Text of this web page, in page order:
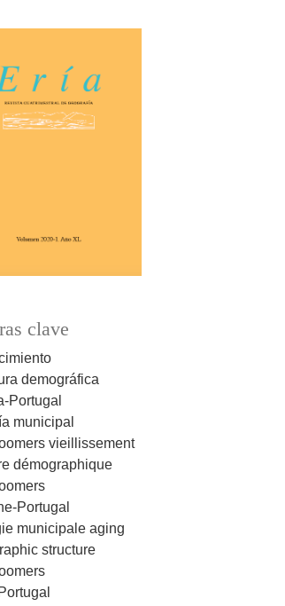
clave
demográfica
Portugal
municipal
vieillissement
démographique
Portugal
municipale aging
structure